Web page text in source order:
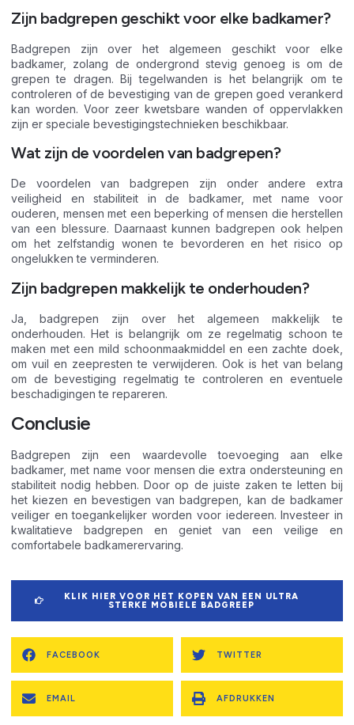
Zijn badgrepen geschikt voor elke badkamer?
Badgrepen zijn over het algemeen geschikt voor elke
badkamer, zolang de ondergrond stevig genoeg is om de
grepen te dragen. Bij tegelwanden is het belangrijk om te
controleren of de bevestiging van de grepen goed verankerd
kan worden. Voor zeer kwetsbare wanden of oppervlakken
zijn er speciale bevestigingstechnieken beschikbaar.
Wat zijn de voordelen van badgrepen?
De voordelen van badgrepen zijn onder andere extra
veiligheid en stabiliteit in de badkamer, met name voor
ouderen, mensen met een beperking of mensen die herstellen
van een blessure. Daarnaast kunnen badgrepen ook helpen
om het zelfstandig wonen te bevorderen en het risico op
ongelukken te verminderen.
Zijn badgrepen makkelijk te onderhouden?
Ja, badgrepen zijn over het algemeen makkelijk te
onderhouden. Het is belangrijk om ze regelmatig schoon te
maken met een mild schoonmaakmiddel en een zachte doek,
om vuil en zeepresten te verwijderen. Ook is het van belang
om de bevestiging regelmatig te controleren en eventuele
beschadigingen te repareren.
Conclusie
Badgrepen zijn een waardevolle toevoeging aan elke
badkamer, met name voor mensen die extra ondersteuning en
stabiliteit nodig hebben. Door op de juiste zaken te letten bij
het kiezen en bevestigen van badgrepen, kan de badkamer
veiliger en toegankelijker worden voor iedereen. Investeer in
kwalitatieve badgrepen en geniet van een veilige en
comfortabele badkamerervaring.
KLIK HIER VOOR HET KOPEN VAN EEN ULTRA
STERKE MOBIELE BADGREEP
FACEBOOK TWITTER
EMAIL AFDRUKKEN